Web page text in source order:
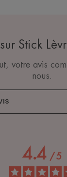
Stick
votre avis
nous.
4.4 /5